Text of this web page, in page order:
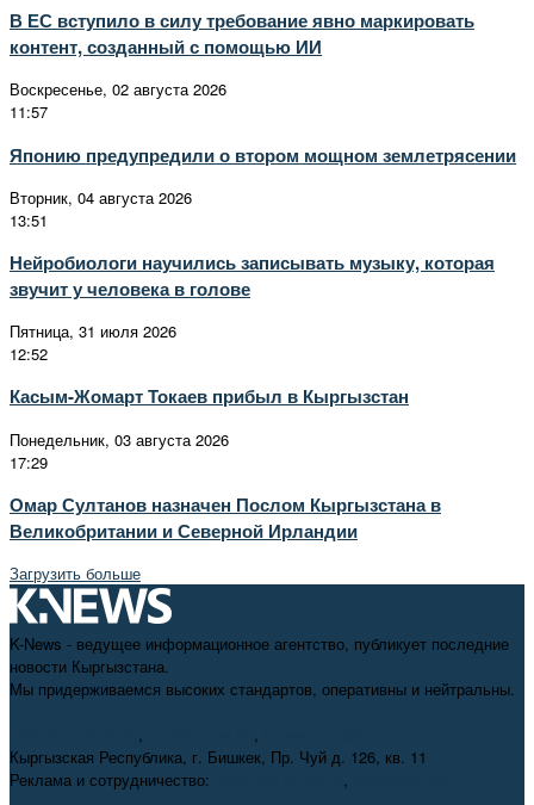
В ЕС вступило в силу требование явно маркировать
контент, созданный с помощью ИИ
Воскресенье, 02 августа 2026
11:57
Японию предупредили о втором мощном землетрясении
Вторник, 04 августа 2026
13:51
Нейробиологи научились записывать музыку, которая
звучит у человека в голове
Пятница, 31 июля 2026
12:52
Касым-Жомарт Токаев прибыл в Кыргызстан
Понедельник, 03 августа 2026
17:29
Омар Султанов назначен Послом Кыргызстана в
Великобритании и Северной Ирландии
Загрузить больше
K-News - ведущее информационное агентство, публикует последние
новости Кыргызстана.
Мы придерживаемся высоких стандартов, оперативны и нейтральны.
, ,
Кыргызская Республика, г. Бишкек, Пр. Чуй д. 126, кв. 11
Реклама и сотрудничество:
,